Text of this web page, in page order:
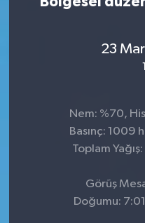
23
Nem: %70,
Basınç: 1009
Toplam
Görüş
Doğumu: